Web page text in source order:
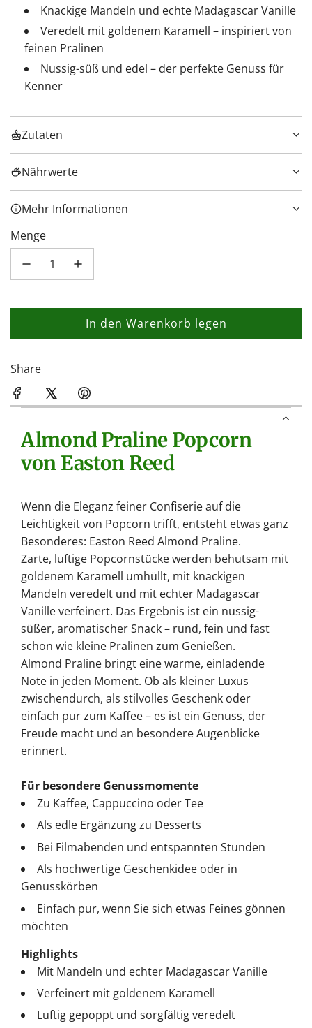
Knackige Mandeln und echte Madagascar Vanille
Veredelt mit goldenem Karamell – inspiriert von
feinen Pralinen
Nussig-süß und edel – der perfekte Genuss für
Kenner
Zutaten
Nährwerte
Mehr Informationen
Menge
In den Warenkorb legen
L
.
Share
Almond Praline Popcorn
von Easton Reed
Wenn die Eleganz feiner Confiserie auf die
Leichtigkeit von Popcorn trifft, entsteht etwas ganz
Besonderes: Easton Reed Almond Praline.
Zarte, luftige Popcornstücke werden behutsam mit
goldenem Karamell umhüllt, mit knackigen
Mandeln veredelt und mit echter Madagascar
Vanille verfeinert. Das Ergebnis ist ein nussig-
süßer, aromatischer Snack – rund, fein und fast
schon wie kleine Pralinen zum Genießen.
Almond Praline bringt eine warme, einladende
Note in jeden Moment. Ob als kleiner Luxus
zwischendurch, als stilvolles Geschenk oder
einfach pur zum Kaffee – es ist ein Genuss, der
Freude macht und an besondere Augenblicke
erinnert.
Für besondere Genussmomente
Zu Kaffee, Cappuccino oder Tee
Als edle Ergänzung zu Desserts
Bei Filmabenden und entspannten Stunden
Als hochwertige Geschenkidee oder in
Genusskörben
Einfach pur, wenn Sie sich etwas Feines gönnen
möchten
Highlights
Mit Mandeln und echter Madagascar Vanille
Verfeinert mit goldenem Karamell
Luftig gepoppt und sorgfältig veredelt